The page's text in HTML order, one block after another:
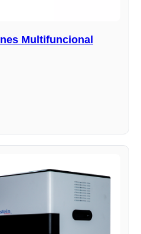
Multifuncional